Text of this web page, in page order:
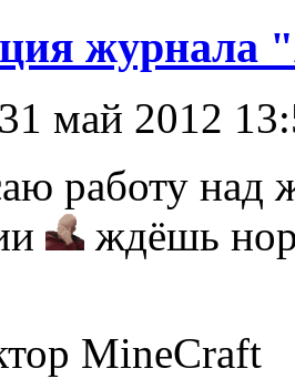
журнала
31 май 2012
работу над
ждёшь
MineCraft